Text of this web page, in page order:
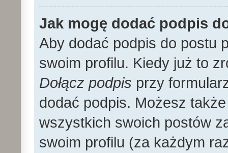
Jak mogę dodać podpis
Aby dodać podpis do postu
swoim profilu. Kiedy już to
Dołącz podpis przy
dodać podpis. Możesz
wszystkich swoich postów
swoim profilu (za każdym